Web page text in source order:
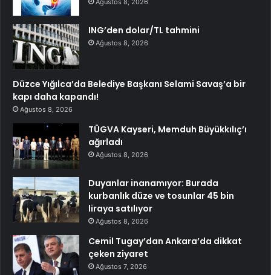
Ağustos 8, 2026
ING’den dolar/TL tahmini
Ağustos 8, 2026
Düzce Yığılca’da Belediye Başkanı Selami Savaş’a bir
kapı daha kapandı!
Ağustos 8, 2026
TÜGVA Kayseri, Memduh Büyükkılıç’ı
ağırladı
Ağustos 8, 2026
Duyanlar inanamıyor: Burada
kurbanlık düze ve tosunlar 45 bin
liraya satılıyor
Ağustos 8, 2026
Cemil Tugay’dan Ankara’da dikkat
çeken ziyaret
Ağustos 7, 2026